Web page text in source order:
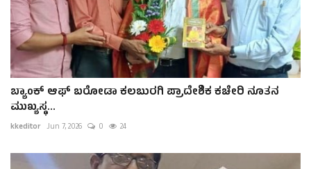
ಬ್ಯಾಂಕ್ ಆಫ್ ಬರೋಡಾ ಕಲಬುರಗಿ ಪ್ರಾದೇಶಿಕ ಕಚೇರಿ ನೂತನ
ಮುಖ್ಯಸ್ಥ...
kkeditor Jun 7, 2026 0 24